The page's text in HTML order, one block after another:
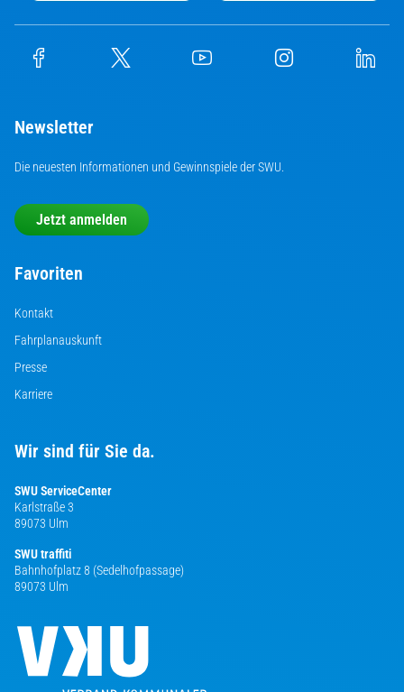
Newsletter
Die neuesten Informationen und Gewinnspiele der SWU.
Jetzt anmelden
Favoriten
Kontakt
Fahrplanauskunft
Presse
Karriere
Wir sind für Sie da.
SWU ServiceCenter
Karlstraße 3
89073 Ulm
SWU traffiti
Bahnhofplatz 8 (Sedelhofpassage)
89073 Ulm